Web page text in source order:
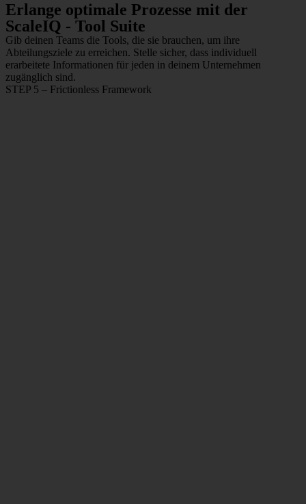
Erlange optimale Prozesse mit der
ScaleIQ - Tool Suite
Gib deinen Teams die Tools, die sie brauchen, um ihre
Abteilungsziele zu erreichen. Stelle sicher, dass individuell
erarbeitete Informationen für jeden in deinem Unternehmen
zugänglich sind.
STEP 5 – Frictionless Framework